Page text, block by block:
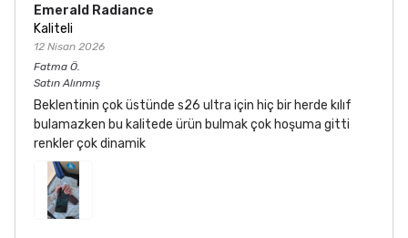
Emerald Radiance
Kaliteli
12 Nisan 2026
Fatma Ö.
Satın Alınmış
Beklentinin çok üstünde s26 ultra için hiç bir herde kılıf
bulamazken bu kalitede ürün bulmak çok hoşuma gitti
renkler çok dinamik